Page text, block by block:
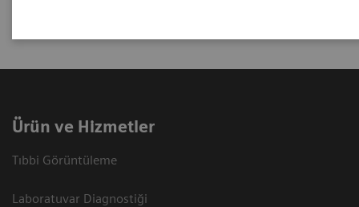
Ürün ve Hizmetler
Tıbbi Görüntüleme
Laboratuvar Diagnostiği